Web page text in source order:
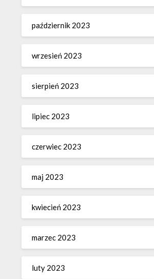
październik 2023
wrzesień 2023
sierpień 2023
lipiec 2023
czerwiec 2023
maj 2023
kwiecień 2023
marzec 2023
luty 2023